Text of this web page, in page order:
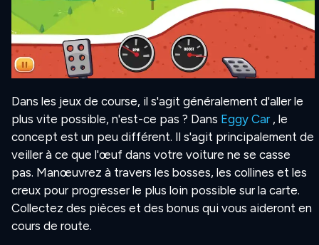
Dans les jeux de course, il s'agit généralement d'aller le
plus vite possible, n'est-ce pas ? Dans Eggy Car, le
concept est un peu différent. Il s'agit principalement de
veiller à ce que l'œuf dans votre voiture ne se casse
pas. Manœuvrez à travers les bosses, les collines et les
creux pour progresser le plus loin possible sur la carte.
Collectez des pièces et des bonus qui vous aideront en
cours de route.